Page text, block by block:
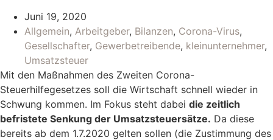
Juni 19, 2020
Allgemein, Arbeitgeber, Bilanzen, Corona-Virus,
Gesellschafter, Gewerbetreibende, kleinunternehmer,
Umsatzsteuer
Mit den Maßnahmen des Zweiten Corona-
Steuerhilfegesetzes soll die Wirtschaft schnell wieder in
Schwung kommen. Im Fokus steht dabei die zeitlich
befristete Senkung der Umsatzsteuersätze. Da diese
bereits ab dem 1.7.2020 gelten sollen (die Zustimmung des